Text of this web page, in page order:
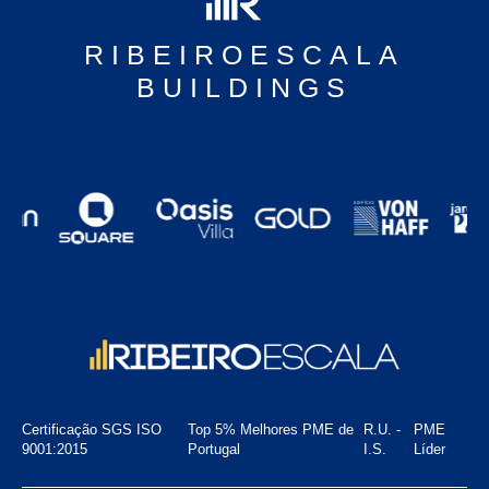
RIBEIROESCALA
BUILDINGS
Certificação SGS ISO
9001:2015
Top 5% Melhores PME de
Portugal
R.U. -
I.S.
PME
Líder